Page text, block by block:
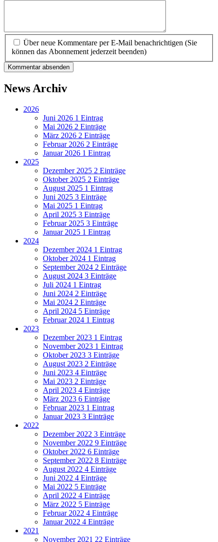
Über neue Kommentare per E-Mail benachrichtigen (Sie
können das Abonnement jederzeit beenden)
Kommentar absenden
News Archiv
2026
Juni 2026 1 Eintrag
Mai 2026 2 Einträge
März 2026 2 Einträge
Februar 2026 2 Einträge
Januar 2026 1 Eintrag
2025
Dezember 2025 2 Einträge
Oktober 2025 2 Einträge
August 2025 1 Eintrag
Juni 2025 3 Einträge
Mai 2025 1 Eintrag
April 2025 3 Einträge
Februar 2025 3 Einträge
Januar 2025 1 Eintrag
2024
Dezember 2024 1 Eintrag
Oktober 2024 1 Eintrag
September 2024 2 Einträge
August 2024 3 Einträge
Juli 2024 1 Eintrag
Juni 2024 2 Einträge
Mai 2024 2 Einträge
April 2024 5 Einträge
Februar 2024 1 Eintrag
2023
Dezember 2023 1 Eintrag
November 2023 1 Eintrag
Oktober 2023 3 Einträge
August 2023 2 Einträge
Juni 2023 4 Einträge
Mai 2023 2 Einträge
April 2023 4 Einträge
März 2023 6 Einträge
Februar 2023 1 Eintrag
Januar 2023 3 Einträge
2022
Dezember 2022 3 Einträge
November 2022 9 Einträge
Oktober 2022 6 Einträge
September 2022 8 Einträge
August 2022 4 Einträge
Juni 2022 4 Einträge
Mai 2022 5 Einträge
April 2022 4 Einträge
März 2022 5 Einträge
Februar 2022 4 Einträge
Januar 2022 4 Einträge
2021
November 2021 22 Einträge